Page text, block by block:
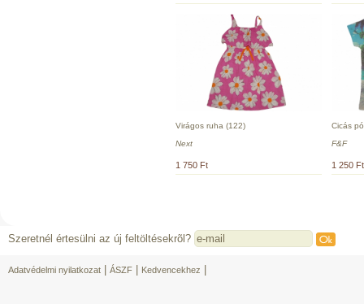
Virágos ruha (122)
Next
1 750 Ft
Cicás
F&F
1 250 Ft
Szeretnél értesülni az új feltöltésekrõl?
Adatvédelmi nyilatkozat ÁSZF Kedvencekhez